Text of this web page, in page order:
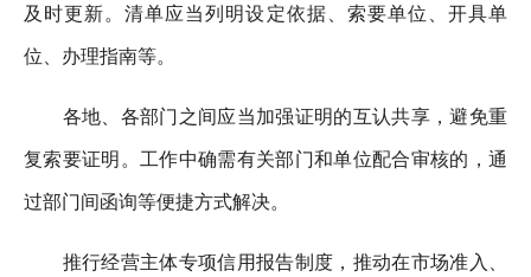
及时更新。清单应当列明设定依据、索要单位、开具单
位、办理指南等。
各地、各部门之间应当加强证明的互认共享，避免重
复索要证明。工作中确需有关部门和单位配合审核的，通
过部门间函询等便捷方式解决。
推行经营主体专项信用报告制度，推动在市场准入、